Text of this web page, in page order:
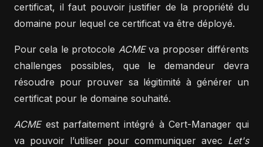
certificat, il faut pouvoir justifier de la propriété du
domaine pour lequel ce certificat va être déployé.
Pour cela le protocole ACMEva proposer différents
challenges possibles, que le demandeur devra
résoudre pour prouver sa légitimité à générer un
certificat pour le domaine souhaité.
ACMEest parfaitement intégré à Cert-Manager qui
va pouvoir l’utiliser pour communiquer avec Let's